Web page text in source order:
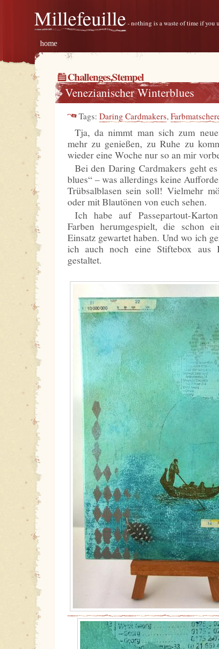
Millefeuille - nothing is a waste of time if you
home
Challenges,Stempel
Venezianischer Winterblues
Tags: Daring Cardmakers,
Tja, da nimmt man sich zum
mehr zu genießen, zu Ruhe zu
wieder eine Woche nur so an mir
Bei den Daring Cardmakers geht
blues“ – was allerdings keine
Trübsalblasen sein soll! Vielmehr
oder mit Blautönen von euch sehen.
Ich habe auf Passepartout-
Farben herumgespielt, die schon
Einsatz gewartet haben. Und wo ich
ich auch noch eine Stiftebox aus
gestaltet.